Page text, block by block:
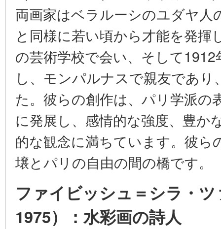
両画家はベラルーシのユダヤ
と同様に若い頃から才能を発
の芸術学校で会い、そして
し、モンパルナスで親友であ
た。彼らの創作は、パリ学派の
に発展し、感情的な強度、豊か
的な観念に満ちています。彼ら
壌とパリの自由の間の橋です。
ファイビッシュ＝シラ・
1975）：水彩画の詩人